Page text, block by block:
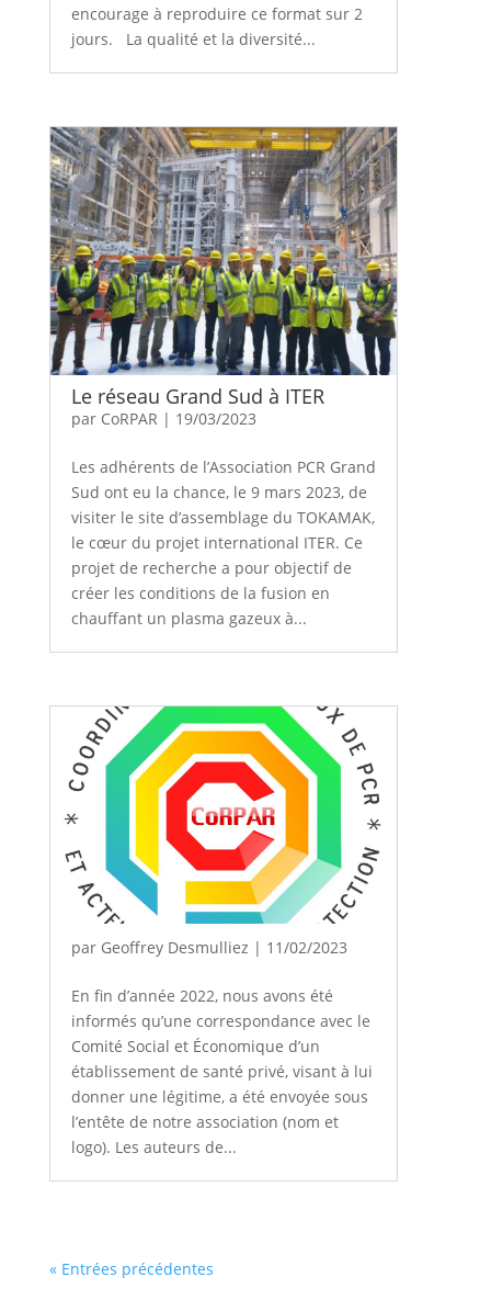
encourage à reproduire ce format sur 2
jours. La qualité et la diversité...
Le réseau Grand Sud à ITER
par CoRPAR | 19/03/2023
Les adhérents de l’Association PCR Grand
Sud ont eu la chance, le 9 mars 2023, de
visiter le site d’assemblage du TOKAMAK,
le cœur du projet international ITER. Ce
projet de recherche a pour objectif de
créer les conditions de la fusion en
chauffant un plasma gazeux à...
par Geoffrey Desmulliez | 11/02/2023
En fin d’année 2022, nous avons été
informés qu’une correspondance avec le
Comité Social et Économique d’un
établissement de santé privé, visant à lui
donner une légitime, a été envoyée sous
l’entête de notre association (nom et
logo). Les auteurs de...
« Entrées précédentes